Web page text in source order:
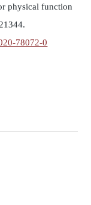
physical function
21344.
78072-0